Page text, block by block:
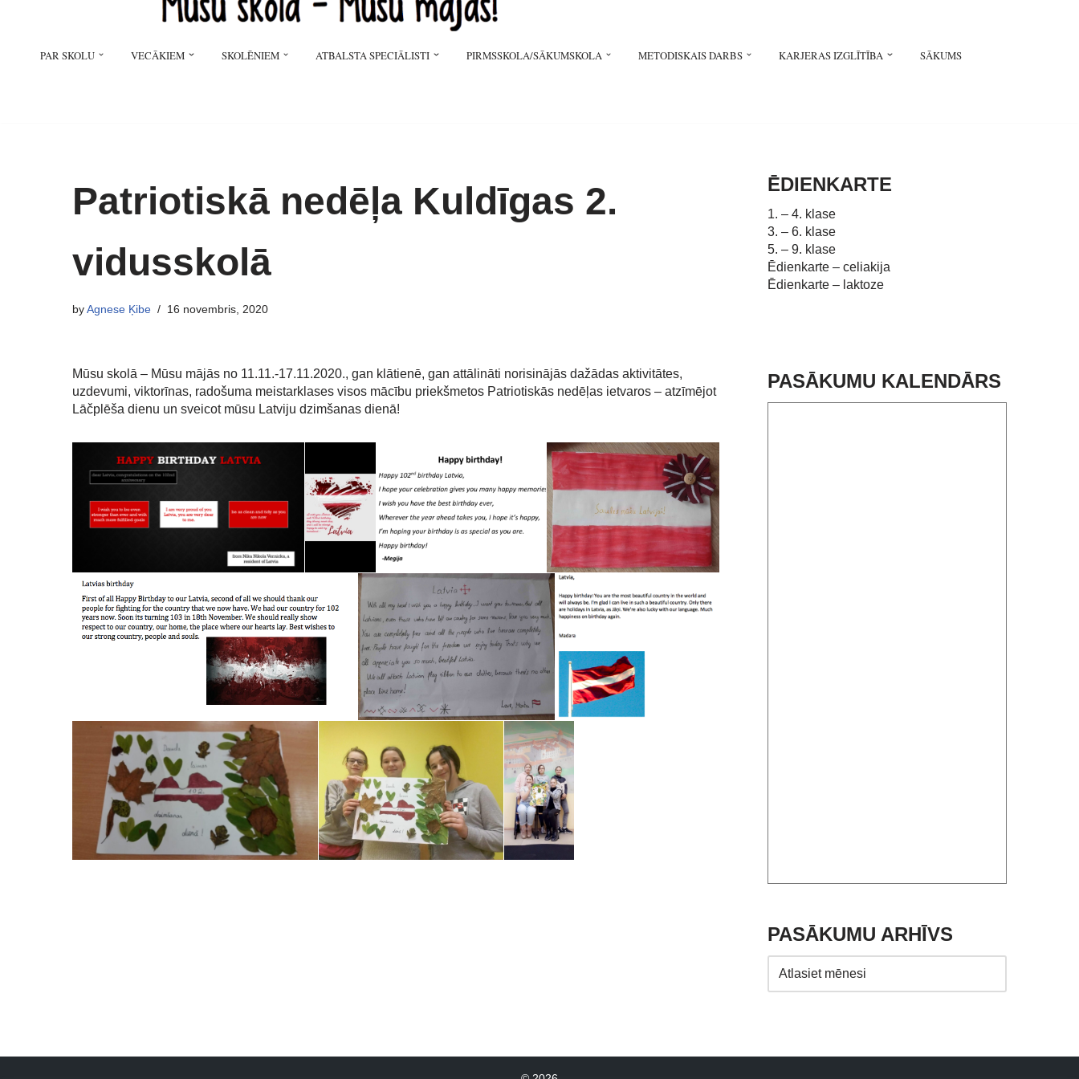
PAR SKOLU VECĀKIEM SKOLĒNIEM ATBALSTA SPECIĀLISTI PIRMSSKOLA/SĀKUMSKOLA METODISKAIS DARBS KARJERAS IZGLĪTĪBA SĀKUMS
Patriotiskā nedēļa Kuldīgas 2.
vidusskolā
byAgnese Ķibe 16 novembris, 2020
Mūsu skolā – Mūsu mājās no 11.11.-17.11.2020., gan klātienē, gan attālināti norisinājās dažādas aktivitātes,
uzdevumi, viktorīnas, radošuma meistarklases visos mācību priekšmetos Patriotiskās nedēļas ietvaros – atzīmējot
Lāčplēša dienu un sveicot mūsu Latviju dzimšanas dienā!
ĒDIENKARTE
1. – 4. klase
3. – 6. klase
5. – 9. klase
Ēdienkarte – celiakija
Ēdienkarte – laktoze
PASĀKUMU KALENDĀRS
PASĀKUMU ARHĪVS